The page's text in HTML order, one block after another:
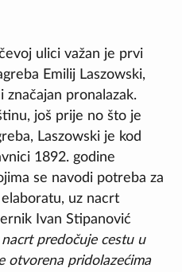
ulici važan je prvi
Emilij Laszowski,
značajan pronalazak.
još prije no što je
Laszowski je kod
1892. godine
se navodi potreba za
uz nacrt
Ivan Stipanović
predočuje cestu u
otvorena pridolazećima